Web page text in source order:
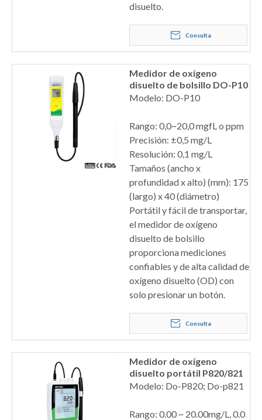
disuelto.
Consulta
Medidor de oxígeno
disuelto de bolsillo DO-P10
Modelo: DO-P10
Rango: 0,0~20,0 mgfL o ppm
Precisión: ±0,5 mg/L
Resolución: 0,1 mg/L
Tamaños (ancho x
profundidad x alto) (mm): 175
(largo) x 40 (diámetro)
Portátil y fácil de transportar,
el medidor de oxígeno
disuelto de bolsillo
proporciona mediciones
confiables y de alta calidad de
oxígeno disuelto (OD) con
solo presionar un botón.
Consulta
Medidor de oxígeno
disuelto portátil P820/821
Modelo: Do-P820; Do-p821
Rango: 0.00 ~ 20.00mg/L, 0.0